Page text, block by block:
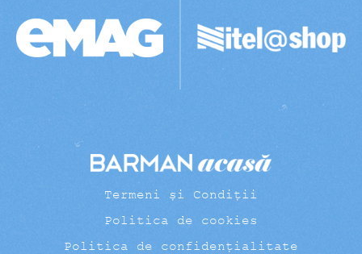
Termeni și Condiții
Politica de cookies
Politica de confidențialitate